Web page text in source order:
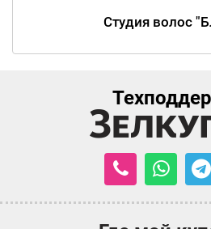
Студия волос